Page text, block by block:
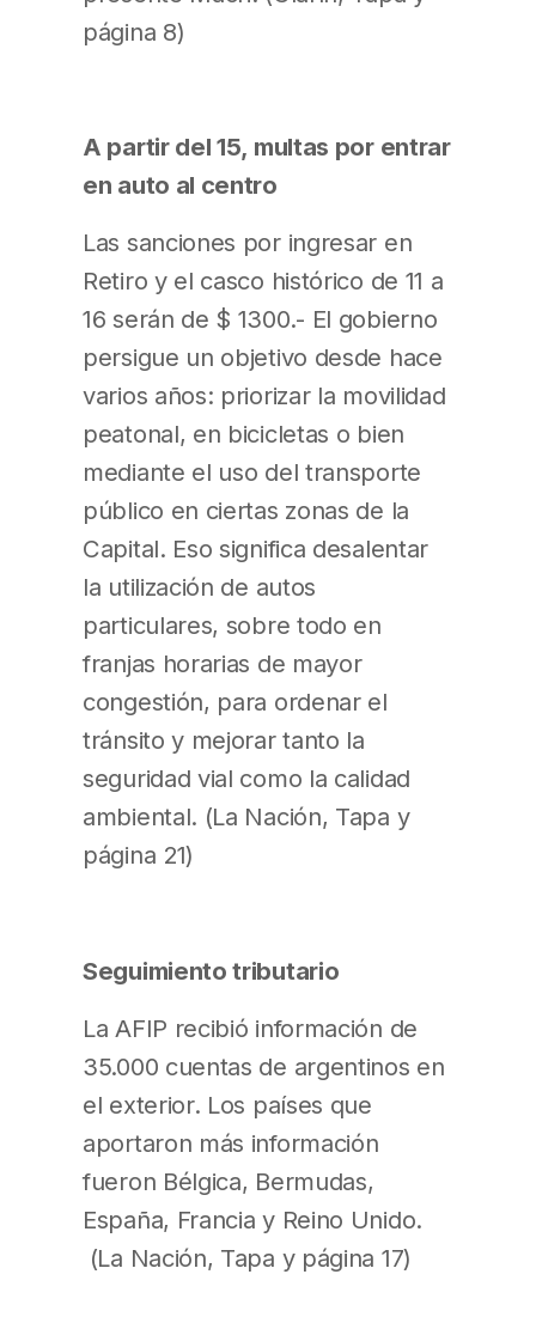
página 8)
A partir del 15, multas por entrar
en auto al centro
Las sanciones por ingresar en
Retiro y el casco histórico de 11 a
16 serán de $ 1300.- El gobierno
persigue un objetivo desde hace
varios años: priorizar la movilidad
peatonal, en bicicletas o bien
mediante el uso del transporte
público en ciertas zonas de la
Capital. Eso significa desalentar
la utilización de autos
particulares, sobre todo en
franjas horarias de mayor
congestión, para ordenar el
tránsito y mejorar tanto la
seguridad vial como la calidad
ambiental. (La Nación, Tapa y
página 21)
Seguimiento tributario
La AFIP recibió información de
35.000 cuentas de argentinos en
el exterior. Los países que
aportaron más información
fueron Bélgica, Bermudas,
España, Francia y Reino Unido.
(La Nación, Tapa y página 17)